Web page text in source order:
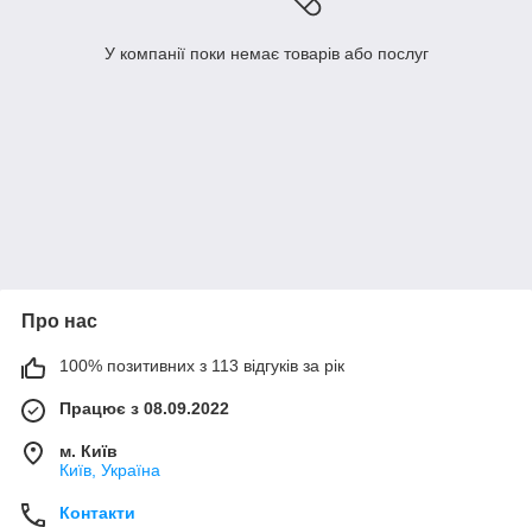
У компанії поки немає товарів або послуг
Про нас
100% позитивних з 113 відгуків за рік
Працює з 08.09.2022
м. Київ
Київ, Україна
Контакти